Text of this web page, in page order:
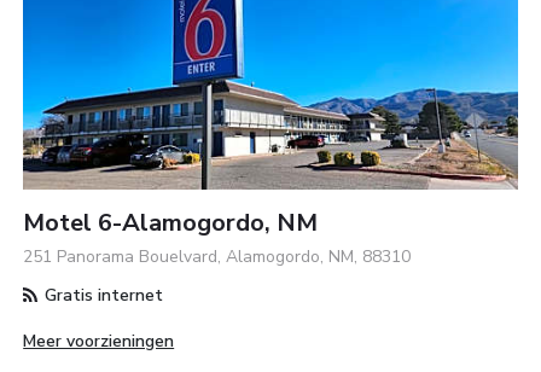
Motel 6-Alamogordo, NM
251 Panorama Bouelvard, Alamogordo, NM, 88310
Gratis internet
Meer voorzieningen